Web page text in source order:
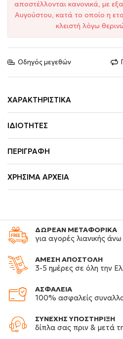
αποστέλλονται κανονικά, με
Αυγούστου, κατά το οποίο η
κλειστή λόγω
Οδηγός μεγεθών
ΧΑΡΑΚΤΗΡΙΣΤΙΚΆ
ΙΔΙΌΤΗΤΕΣ
ΠΕΡΙΓΡΑΦΉ
ΧΡΉΣΙΜΑ ΑΡΧΕΊΑ
ΔΩΡΕΑΝ ΜΕΤΑΦΟΡΙΚΑ
για αγορές λιανικής
ΑΜΕΣΗ ΑΠΟΣΤΟΛΗ
3-5 ημέρες σε όλη την
ΑΣΦΑΛΕΙΑ
100% ασφαλείς
ΣΥΝΕΧΗΣ ΥΠΟΣΤΗΡΙΞΗ
δίπλα σας πριν & μετά